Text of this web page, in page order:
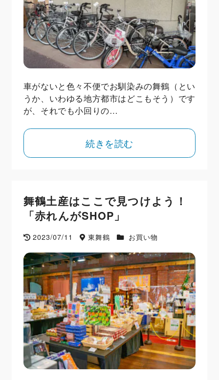
車がないと色々不便でお馴染みの舞鶴（とい
うか、いわゆる地方都市はどこもそう）です
が、それでも小回りの…
続きを読む
舞鶴土産はここで見つけよう！
「赤れんがSHOP」
2023/07/11 東舞鶴 お買い物